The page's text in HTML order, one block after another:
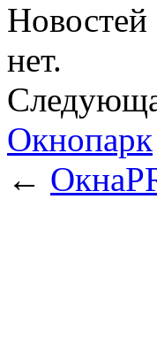
нет.
Окнопарк
←